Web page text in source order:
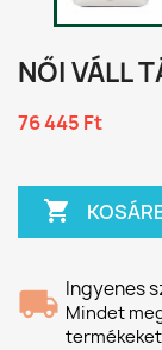
NŐI VÁLL
76 445 Ft

Ingyenes
Mindet